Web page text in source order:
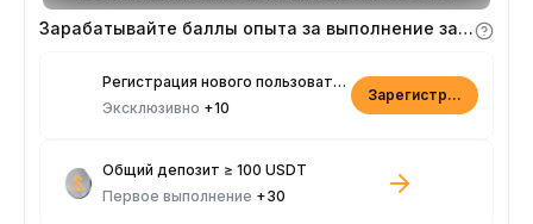
Зарабатывайте баллы опыта за выполнение заданий
Регистрация нового пользователя
Эксклюзивно +10
Зарегистрироваться
Общий депозит ≥ 100 USDT
Первое выполнение +30